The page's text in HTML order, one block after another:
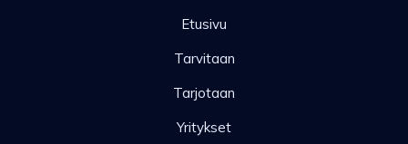
Etusivu
Tarvitaan
Tarjotaan
Yritykset